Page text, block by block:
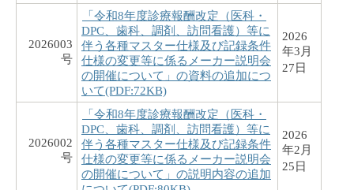
2026003
号
「令和8年度診療報酬改定（医科・
DPC、歯科、調剤、訪問看護）等に
伴う各種マスター仕様及び記録条件
仕様の変更等に係るメーカー説明会
の開催について」の資料の追加につ
いて(PDF:72KB)
2026
年3月
27日
2026002
号
「令和8年度診療報酬改定（医科・
DPC、歯科、調剤、訪問看護）等に
伴う各種マスター仕様及び記録条件
仕様の変更等に係るメーカー説明会
の開催について」の説明内容の追加
2026
年2月
25日